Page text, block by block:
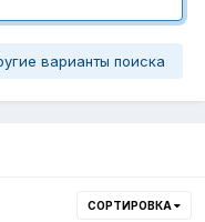
варианты поиска
СОРТИРОВКА